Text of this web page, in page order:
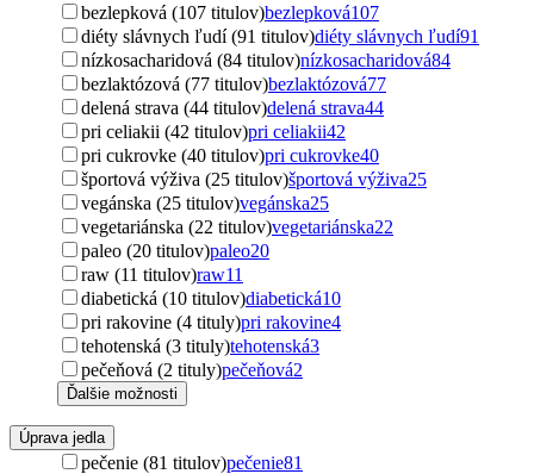
bezlepková (107 titulov)bezlepková107
diéty slávnych ľudí (91 titulov)diéty slávnych ľudí91
nízkosacharidová (84 titulov)nízkosacharidová84
bezlaktózová (77 titulov)bezlaktózová77
delená strava (44 titulov)delená strava44
pri celiakii (42 titulov)pri celiakii42
pri cukrovke (40 titulov)pri cukrovke40
športová výživa (25 titulov)športová výživa25
vegánska (25 titulov)vegánska25
vegetariánska (22 titulov)vegetariánska22
paleo (20 titulov)paleo20
raw (11 titulov)raw11
diabetická (10 titulov)diabetická10
pri rakovine (4 tituly)pri rakovine4
tehotenská (3 tituly)tehotenská3
pečeňová (2 tituly)pečeňová2
Ďalšie možnosti
Úprava jedla
pečenie (81 titulov)pečenie81